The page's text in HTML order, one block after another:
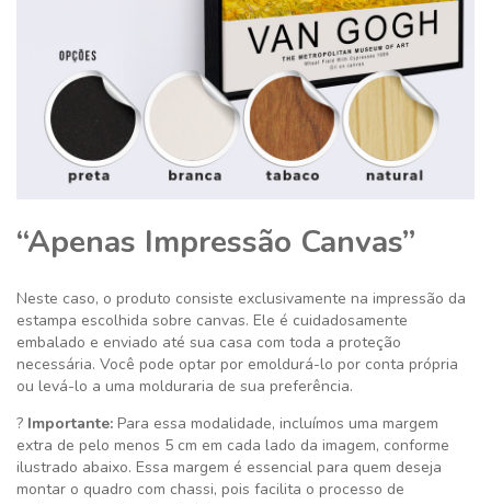
“Apenas Impressão Canvas”
Neste caso, o produto consiste exclusivamente na impressão da
estampa escolhida sobre canvas. Ele é cuidadosamente
embalado e enviado até sua casa com toda a proteção
necessária. Você pode optar por emoldurá-lo por conta própria
ou levá-lo a uma molduraria de sua preferência.
? Importante: Para essa modalidade, incluímos uma margem
extra de pelo menos 5 cm em cada lado da imagem, conforme
ilustrado abaixo. Essa margem é essencial para quem deseja
montar o quadro com chassi, pois facilita o processo de